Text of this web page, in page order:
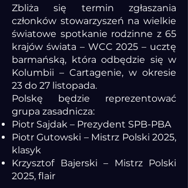
Zbliża się termin zgłaszania
członków stowarzyszeń na wielkie
światowe spotkanie rodzinne z 65
krajów świata – WCC 2025 – ucztę
barmańską, która odbędzie się w
Kolumbii – Cartagenie, w okresie
23 do 27 listopada.
Polskę będzie reprezentować
grupa zasadnicza:
Piotr Sajdak – Prezydent SPB-PBA
Piotr Gutowski – Mistrz Polski 2025,
klasyk
Krzysztof Bajerski – Mistrz Polski
2025, flair